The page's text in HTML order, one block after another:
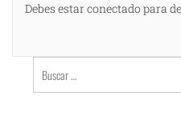
Debes estar conectado para
Buscar: